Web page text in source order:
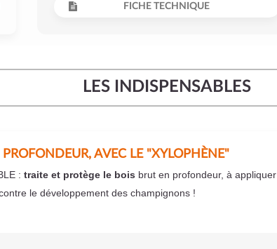
FICHE TECHNIQUE
LES INDISPENSABLES
AVEC LE "XYLOPHÈNE"
: traite et protège le bois brut en profondeur, à appliquer
le développement des champignons !